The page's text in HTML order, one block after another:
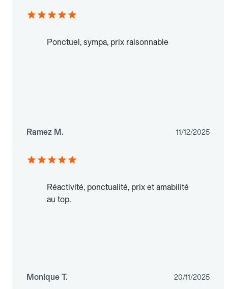
Ponctuel, sympa, prix raisonnable
Ramez M. 11/12/2025
Réactivité, ponctualité, prix et amabilité
au top.
Monique T. 20/11/2025